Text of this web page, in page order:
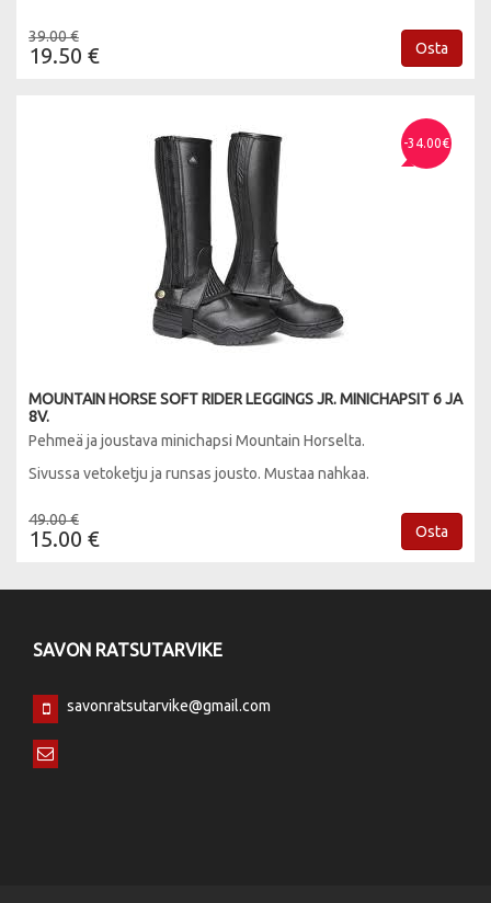
39.00 €
19.50 € Osta
-34.00€
MOUNTAIN HORSE SOFT RIDER LEGGINGS JR. MINICHAPSIT 6 JA
8V.
Pehmeä ja joustava minichapsi Mountain Horselta.
Sivussa vetoketju ja runsas jousto. Mustaa nahkaa.
49.00 €
15.00 € Osta
SAVON RATSUTARVIKE
savonratsutarvike@gmail.com